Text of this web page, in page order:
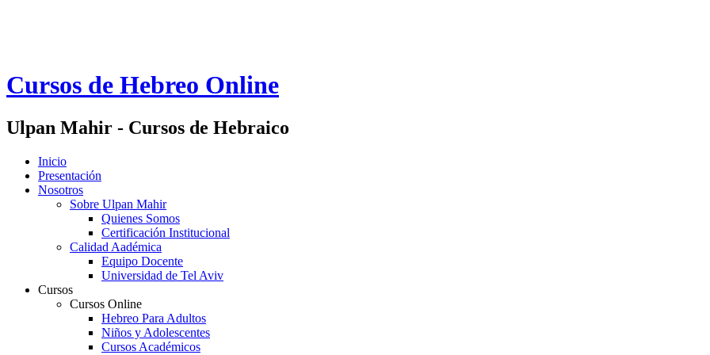
Cursos de Hebreo Online
Ulpan Mahir - Cursos de Hebraico
Inicio
Presentación
Nosotros
Sobre Ulpan Mahir
Quienes Somos
Certificación Institucional
Calidad Aadémica
Equipo Docente
Universidad de Tel Aviv
Cursos
Cursos Online
Hebreo Para Adultos
Niños y Adolescentes
Cursos Académicos